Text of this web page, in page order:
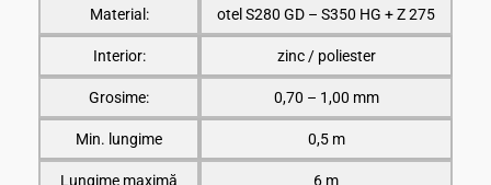
Material: otel S280 GD – S350 HG + Z 275
Interior: zinc / poliester
Grosime: 0,70 – 1,00 mm
Min. lungime 0,5 m
Lungime maximă 6 m